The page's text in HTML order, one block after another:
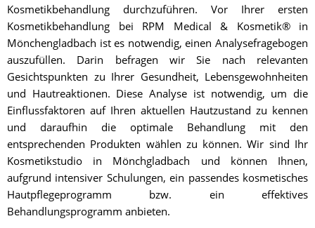
Kosmetikbehandlung durchzuführen. Vor Ihrer ersten
Kosmetikbehandlung bei RPM Medical & Kosmetik® in
Mönchengladbach ist es notwendig, einen Analysefragebogen
auszufüllen. Darin befragen wir Sie nach relevanten
Gesichtspunkten zu Ihrer Gesundheit, Lebensgewohnheiten
und Hautreaktionen. Diese Analyse ist notwendig, um die
Einflussfaktoren auf Ihren aktuellen Hautzustand zu kennen
und daraufhin die optimale Behandlung mit den
entsprechenden Produkten wählen zu können. Wir sind Ihr
Kosmetikstudio in Mönchgladbach und können Ihnen,
aufgrund intensiver Schulungen, ein passendes kosmetisches
Hautpflegeprogramm bzw. ein effektives
Behandlungsprogramm anbieten.